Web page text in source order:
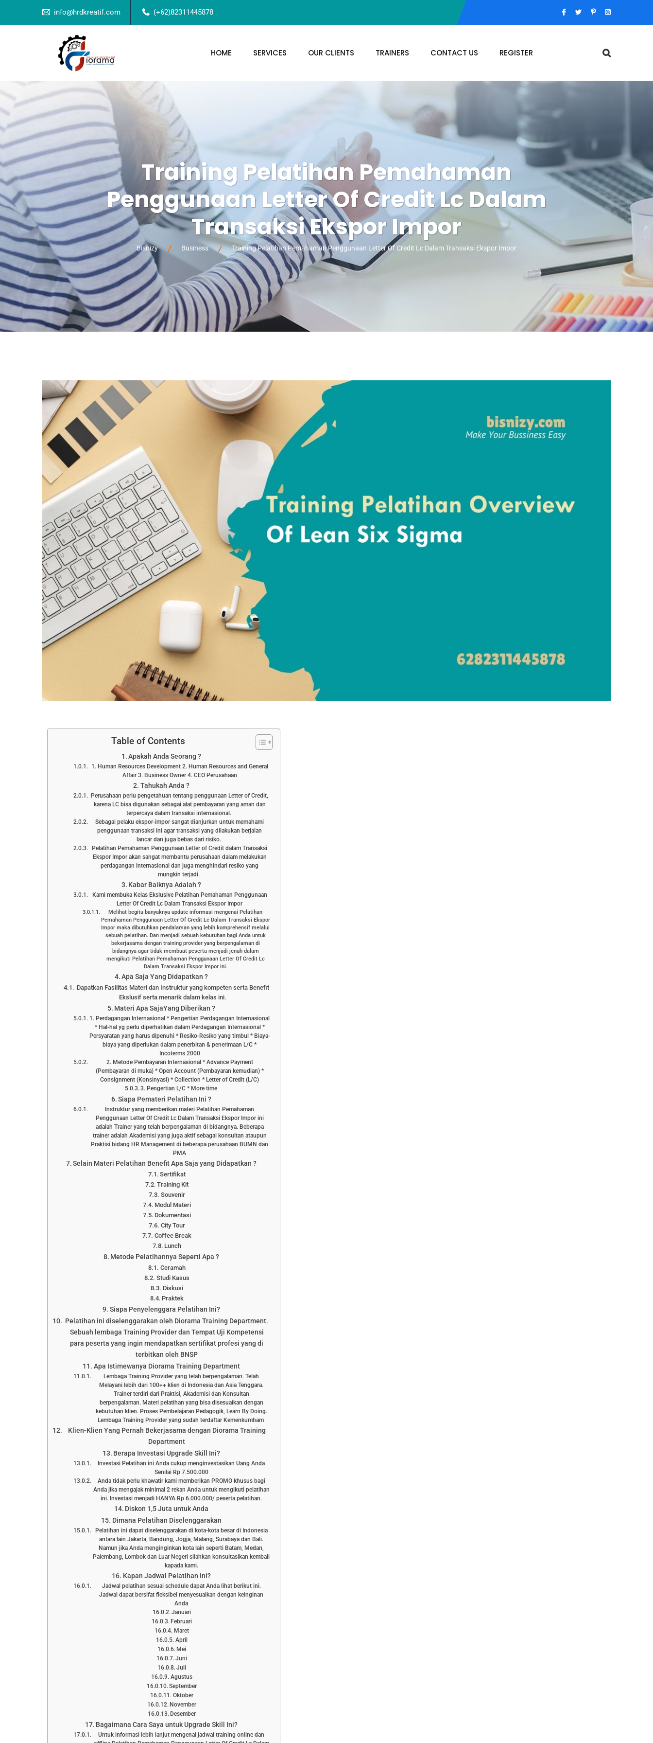
info@hrdkreatif.com (+62)82311445878
HOME SERVICES OUR CLIENTS TRAINERS CONTACT US REGISTER
Training Pelatihan Pemahaman
Penggunaan Letter Of Credit Lc Dalam
Transaksi Ekspor Impor
Bisnizy Business Training Pelatihan Pemahaman Penggunaan Letter Of Credit Lc Dalam Transaksi Ekspor Impor
Table of Contents
Apakah Anda Seorang ?
1. Human Resources Development 2. Human Resources and General
Affair 3. Business Owner 4. CEO Perusahaan
Tahukah Anda ?
Perusahaan perlu pengetahuan tentang penggunaan Letter of Credit,
karena LC bisa digunakan sebagai alat pembayaran yang aman dan
terpercaya dalam transaksi internasional.
Sebagai pelaku ekspor-impor sangat dianjurkan untuk memahami
penggunaan transaksi ini agar transaksi yang dilakukan berjalan
lancar dan juga bebas dari risiko.
Pelatihan Pemahaman Penggunaan Letter of Credit dalam Transaksi
Ekspor Impor akan sangat membantu perusahaan dalam melakukan
perdagangan internasional dan juga menghindari resiko yang
mungkin terjadi.
Kabar Baiknya Adalah ?
Kami membuka Kelas Ekslusive Pelatihan Pemahaman Penggunaan
Letter Of Credit Lc Dalam Transaksi Ekspor Impor
Melihat begitu banyaknya update informasi mengenai Pelatihan
Pemahaman Penggunaan Letter Of Credit Lc Dalam Transaksi Ekspor
Impor maka dibutuhkan pendalaman yang lebih komprehensif melalui
sebuah pelatihan. Dan menjadi sebuah kebutuhan bagi Anda untuk
bekerjasama dengan training provider yang berpengalaman di
bidangnya agar tidak membuat peserta menjadi jenuh dalam
mengikuti Pelatihan Pemahaman Penggunaan Letter Of Credit Lc
Dalam Transaksi Ekspor Impor ini.
Apa Saja Yang Didapatkan ?
Dapatkan Fasilitas Materi dan Instruktur yang kompeten serta Benefit
Ekslusif serta menarik dalam kelas ini.
Materi Apa SajaYang Diberikan ?
1. Perdagangan Internasional * Pengertian Perdagangan Internasional
* Hal-hal yg perlu diperhatikan dalam Perdagangan Internasional *
Persyaratan yang harus dipenuhi * Resiko-Resiko yang timbul * Biaya-
biaya yang diperlukan dalam penerbitan & penerimaan L/C *
Incoterms 2000
2. Metode Pembayaran Internasional * Advance Payment
(Pembayaran di muka) * Open Account (Pembayaran kemudian) *
Consignment (Konsinyasi) * Collection * Letter of Credit (L/C)
3. Pengertian L/C * More time
Siapa Pemateri Pelatihan Ini ?
Instruktur yang memberikan materi Pelatihan Pemahaman
Penggunaan Letter Of Credit Lc Dalam Transaksi Ekspor Impor ini
adalah Trainer yang telah berpengalaman di bidangnya. Beberapa
trainer adalah Akademisi yang juga aktif sebagai konsultan ataupun
Praktisi bidang HR Management di beberapa perusahaan BUMN dan
PMA
Selain Materi Pelatihan Benefit Apa Saja yang Didapatkan ?
Sertifikat
Training Kit
Souvenir
Modul Materi
Dokumentasi
City Tour
Coffee Break
Lunch
Metode Pelatihannya Seperti Apa ?
Ceramah
Studi Kasus
Diskusi
Praktek
Siapa Penyelenggara Pelatihan Ini?
Pelatihan ini diselenggarakan oleh Diorama Training Department.
Sebuah lembaga Training Provider dan Tempat Uji Kompetensi
para peserta yang ingin mendapatkan sertifikat profesi yang di
terbitkan oleh BNSP
Apa Istimewanya Diorama Training Department
Lembaga Training Provider yang telah berpengalaman. Telah
Melayani lebih dari 100++ klien di Indonesia dan Asia Tenggara.
Trainer terdiri dari Praktisi, Akademisi dan Konsultan
berpengalaman. Materi pelatihan yang bisa disesuaikan dengan
kebutuhan klien. Proses Pembelajaran Pedagogik, Learn By Doing.
Lembaga Training Provider yang sudah terdaftar Kemenkumham
Klien-Klien Yang Pernah Bekerjasama dengan Diorama Training
Department
Berapa Investasi Upgrade Skill Ini?
Investasi Pelatihan ini Anda cukup menginvestasikan Uang Anda
Senilai Rp 7.500.000
Anda tidak perlu khawatir kami memberikan PROMO khusus bagi
Anda jika mengajak minimal 2 rekan Anda untuk mengikuti pelatihan
ini. Investasi menjadi HANYA Rp 6.000.000/ peserta pelatihan.
Diskon 1,5 Juta untuk Anda
Dimana Pelatihan Diselenggarakan
Pelatihan ini dapat diselenggarakan di kota-kota besar di Indonesia
antara lain Jakarta, Bandung, Jogja, Malang, Surabaya dan Bali.
Namun jika Anda menginginkan kota lain seperti Batam, Medan,
Palembang, Lombok dan Luar Negeri silahkan konsultasikan kembali
kapada kami.
Kapan Jadwal Pelatihan Ini?
Jadwal pelatihan sesuai schedule dapat Anda lihat berikut ini.
Jadwal dapat bersifat fleksibel menyesuaikan dengan keinginan
Anda
Januari
Februari
Maret
April
Mei
Juni
Juli
Agustus
September
Oktober
November
Desember
Bagaimana Cara Saya untuk Upgrade Skill Ini?
Untuk informasi lebih lanjut mengenai jadwal training online dan